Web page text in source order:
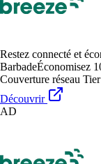
Restez connecté et
BarbadeÉconomisez
Couverture réseau
Découvrir
AD